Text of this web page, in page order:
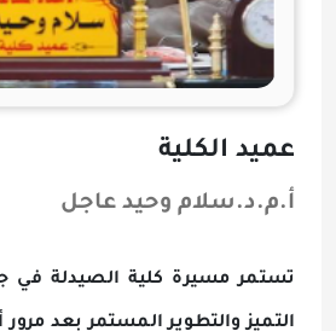
عميد الكلية
أ.م.د.سلام وحيد عاجل
تستمر مسيرة كلية الصيدلة في
التميز والتطوير المستمر بعد